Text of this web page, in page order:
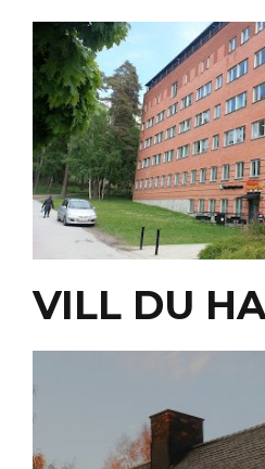
VILL DU